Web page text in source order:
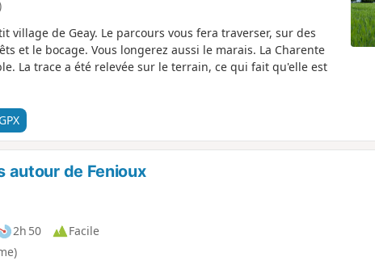
village de Geay. Le parcours vous fera traverser, sur des
et le bocage. Vous longerez aussi le marais. La Charente
La trace a été relevée sur le terrain, ce qui fait qu'elle est
autour de Fenioux
2h 50
Facile